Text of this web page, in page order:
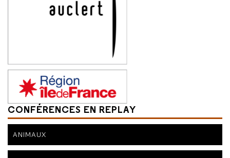
CONFÉRENCES EN REPLAY
ANIMAUX